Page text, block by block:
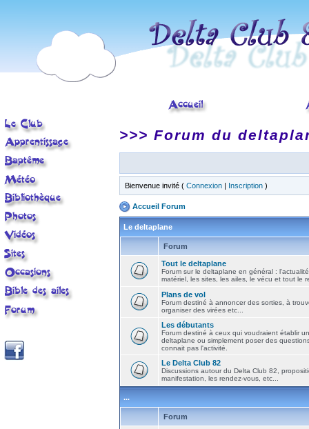
>>> Forum du
Bienvenue invité ( Connexion | Inscription )
Accueil Forum
Le deltaplane
Forum
Tout le deltaplane
Forum sur le deltaplane en général :
matériel, les sites, les ailes, le vécu et tout le
Plans de vol
Forum destiné à annoncer des sorties, à
organiser des virées etc...
Les débutants
Forum destiné à ceux qui voudraient établir
deltaplane ou simplement poser des
connait pas l'activité.
Le Delta Club 82
Discussions autour du Delta Club 82,
manifestation, les rendez-vous, etc...
...
Forum